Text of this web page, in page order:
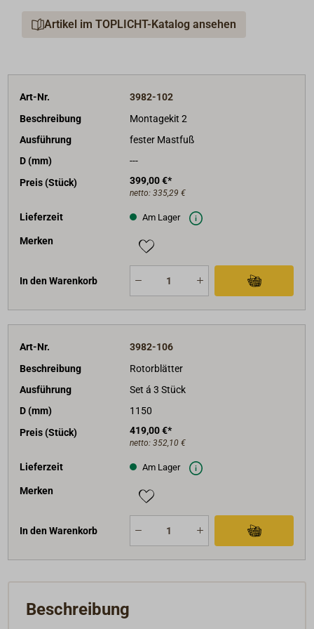
Artikel im TOPLICHT-Katalog ansehen
Art-Nr.
3982-102
Beschreibung
Montagekit 2
Ausführung
fester Mastfuß
D (mm)
---
Preis (Stück)
399,00 €*
netto: 335,29 €
Lieferzeit Am Lager
Merken
In den Warenkorb
Art-Nr.
3982-106
Beschreibung
Rotorblätter
Ausführung
Set á 3 Stück
D (mm)
1150
Preis (Stück)
419,00 €*
netto: 352,10 €
Lieferzeit Am Lager
Merken
In den Warenkorb
Beschreibung